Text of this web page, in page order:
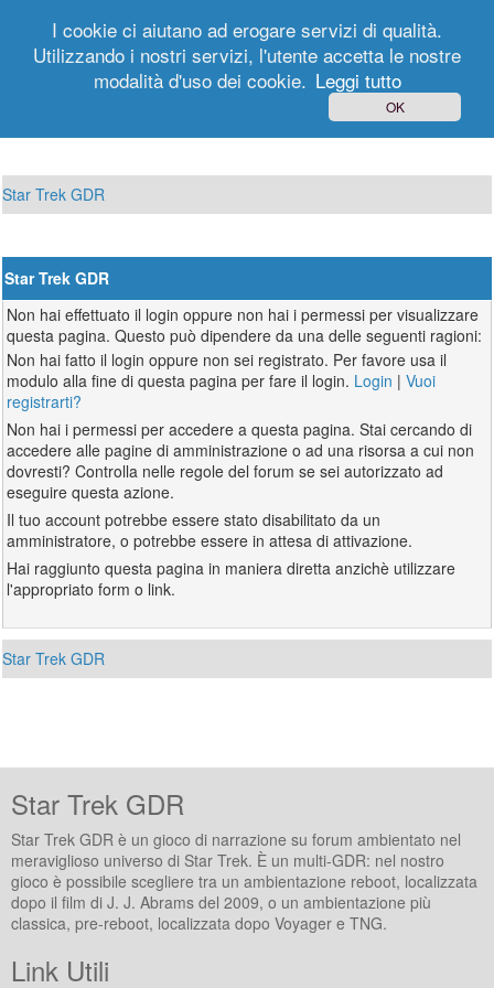
Registrati
Star Trek GDR
Star Trek GDR
Non hai effettuato il login oppure non hai i permessi per visualizzare
questa pagina. Questo può dipendere da una delle seguenti ragioni:
Non hai fatto il login oppure non sei registrato. Per favore usa il
modulo alla fine di questa pagina per fare il login. Login |Vuoi
registrarti?
Non hai i permessi per accedere a questa pagina. Stai cercando di
accedere alle pagine di amministrazione o ad una risorsa a cui non
dovresti? Controlla nelle regole del forum se sei autorizzato ad
eseguire questa azione.
Il tuo account potrebbe essere stato disabilitato da un
amministratore, o potrebbe essere in attesa di attivazione.
Hai raggiunto questa pagina in maniera diretta anzichè utilizzare
l'appropriato form o link.
Star Trek GDR
Star Trek GDR
Star Trek GDR è un gioco di narrazione su forum ambientato nel
meraviglioso universo di Star Trek. È un multi-GDR: nel nostro
gioco è possibile scegliere tra un ambientazione reboot, localizzata
dopo il film di J. J. Abrams del 2009, o un ambientazione più
classica, pre-reboot, localizzata dopo Voyager e TNG.
Link Utili
I cookie ci aiutano ad erogare servizi di qualità.
Utilizzando i nostri servizi, l'utente accetta le nostre
modalità d'uso dei cookie. Leggi tutto
OK